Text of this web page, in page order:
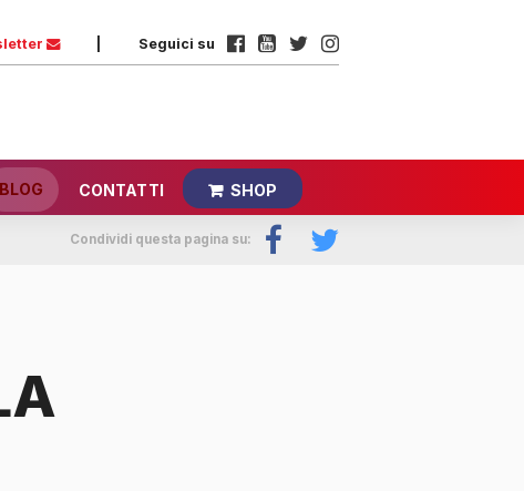
Seguici su
BLOG CONTATTI SHOP
Condividi questa pagina su: